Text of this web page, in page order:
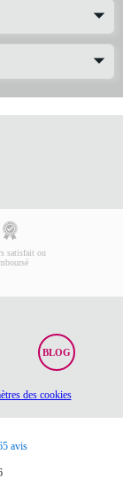
satisfait ou
BLOG
des cookies
avis